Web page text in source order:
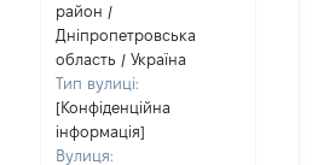
район /
Дніпропетровська
область / Україна
Тип вулиці:
[Конфіденційна
інформація]
Вулиця: